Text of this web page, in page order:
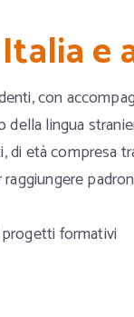
e
con
lingua
età compresa
formativi